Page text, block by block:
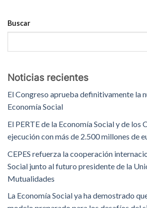
Buscar
Noticias recientes
El Congreso aprueba definitivamente la
Economía Social
El PERTE de la Economía Social y de los
ejecución con más de 2.500 millones de
CEPES refuerza la cooperación
Social junto al futuro presidente de la
Mutualidades
La Economía Social ya ha demostrado